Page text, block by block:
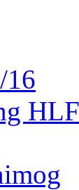
16
HLF